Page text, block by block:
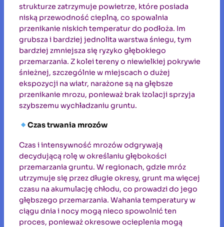
strukturze zatrzymuje powietrze, które posiada
niską przewodność cieplną, co spowalnia
przenikanie niskich temperatur do podłoża. Im
grubsza i bardziej jednolita warstwa śniegu, tym
bardziej zmniejsza się ryzyko głębokiego
przemarzania. Z kolei tereny o niewielkiej pokrywie
śnieżnej, szczególnie w miejscach o dużej
ekspozycji na wiatr, narażone są na głębsze
przenikanie mrozu, ponieważ brak izolacji sprzyja
szybszemu wychładzaniu gruntu.
Czas trwania mrozów
Czas i intensywność mrozów odgrywają
decydującą rolę w określaniu głębokości
przemarzania gruntu. W regionach, gdzie mróz
utrzymuje się przez długie okresy, grunt ma więcej
czasu na akumulację chłodu, co prowadzi do jego
głębszego przemarzania. Wahania temperatury w
ciągu dnia i nocy mogą nieco spowolnić ten
proces, ponieważ okresowe ocieplenia mogą